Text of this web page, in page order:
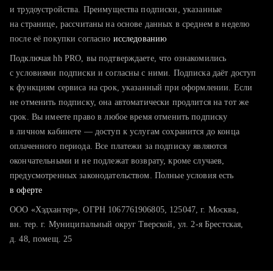
тратите много времени на поиск и вручную поднимаете
хотите сравнить себя с конкурентами и оценить шансы
и трудоустройства. Преимущества подписки, указанные
на странице, рассчитаны на основе данных в среднем в неделю
после её покупки согласно исследованию
Подключая hh PRO, вы подтверждаете, что ознакомились
с условиями подписки и согласны с ними. Подписка даёт доступ
к функциям сервиса на срок, указанный при оформлении. Если
не отменить подписку, она автоматически продлится на тот же
срок. Вы имеете право в любое время отменить подписку
в личном кабинете — доступ к услугам сохранится до конца
оплаченного периода. Все платежи за подписку являются
окончательными и не подлежат возврату, кроме случаев,
предусмотренных законодательством. Полные условия есть
в оферте
ООО «Хэдхантер», ОГРН 1067761906805, 125047, г. Москва,
вн. тер. г. Муниципальный округ Тверской, ул. 2-я Брестская,
д. 48, помещ. 25